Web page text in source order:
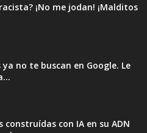
¡No me jodan! ¡Malditos
no te buscan en Google. Le
construídas con IA en su ADN